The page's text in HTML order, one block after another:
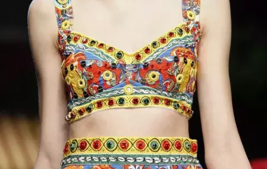
vyhodnocení akce a zasílání novinek.
Chcete navíc dostávat i další zajímavé a exkluzivní
informace od našich partnerů? Pokud souhlasíte se
zpracováním údajů k tomuto účelu podleZásad ochrany
soukromí BurdaMedia Extra s.r.o., zaškrtněte toto pole.